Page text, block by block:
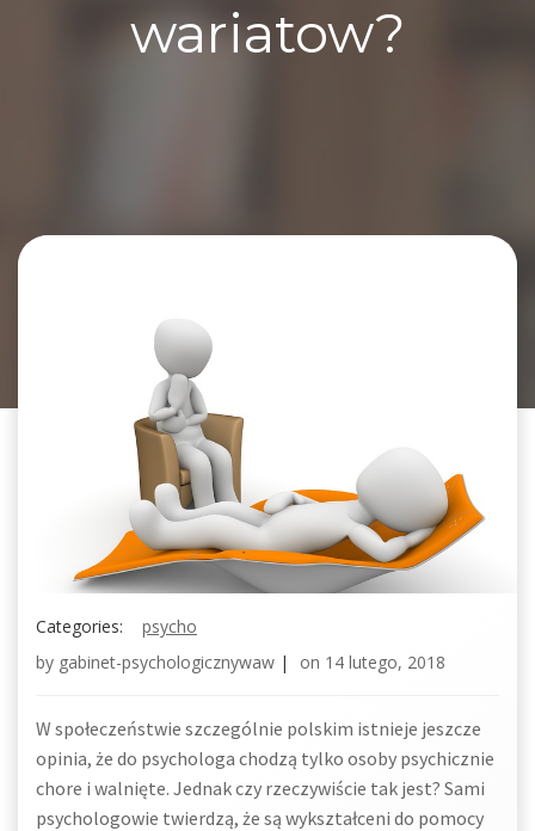
wariatow?
Categories:
psycho
by gabinet-psychologicznywaw | on 14 lutego, 2018
W społeczeństwie szczególnie polskim istnieje jeszcze
opinia, że do psychologa chodzą tylko osoby psychicznie
chore i walnięte. Jednak czy rzeczywiście tak jest? Sami
psychologowie twierdzą, że są wykształceni do pomocy